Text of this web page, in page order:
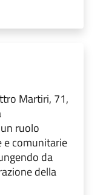
Martiri, 71,
ruolo
e comunitarie
da
della